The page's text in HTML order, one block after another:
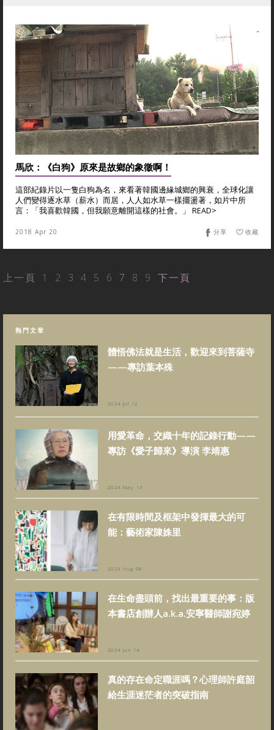
馬欣：《白狗》原來是故鄉的象徵啊！
這部紀錄片以一隻白狗為名，來看著韓國邊緣城鄉的興衰，全球化讓
人們變得逐水草（薪水）而居，人人如水草一樣擺盪著，如片中所
言：「我喜歡韓國，但我願意離開這樣的社會。」 READ>
2018 Apr 20 收藏
分享
上一頁 1 2 3 4 5 6 7 8 9 下一頁
熱門文章
體悟佛法就是生活，歡迎來到菩薩寺
——專訪葉本殊
2024 Jul 12
用愛革命，交織十年的記錄行動——
專訪《愛子歸來》導演 李靖惠
2024 May 13
在有限時間及框架中發揮最大的可
能：藝術家陳姝里
2023 Aug 08
在生命盡頭前，找出最重要的事：版
本書店創辦人a.k.a.安寧醫師謝宛婷
2024 Jun 14
真的存在命定職涯嗎？心理師許庭韶
給生涯迷茫者的突破指南